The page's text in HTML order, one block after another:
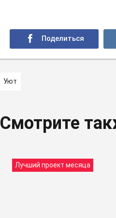
Уют
Смотрите
Лучший проект месяца